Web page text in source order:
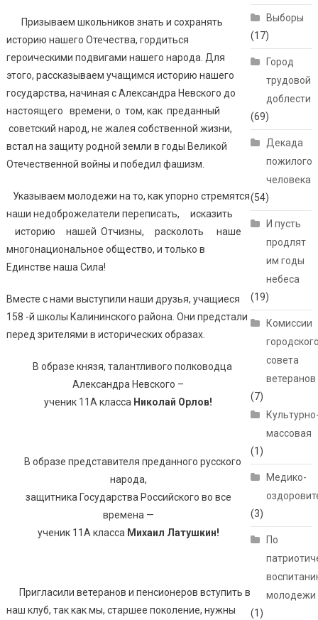
Призываем школьников знать и сохранять
историю нашего Отечества, гордиться
героическими подвигами нашего народа. Для
этого, рассказываем учащимся историю нашего
государства, начиная с Александра Невского до
настоящего времени, о том, как преданный
советский народ, не жалея собственной жизни,
встал на защиту родной земли в годы Великой
Отечественной войны и победил фашизм.
Указываем молодежи на то, как упорно стремятся
наши недоброжелатели переписать, исказить
историю нашей Отчизны, расколоть наше
многонациональное общество, и только в
Единстве наша Сила!
Вместе с нами выступили наши друзья, учащиеся
158 -й школы Калининского района. Они предстали
перед зрителями в исторических образах.
В образе князя, талантливого полководца
Александра Невского –
ученик 11А класса Николай Орлов!
В образе представителя преданного русского
народа,
защитника Государства Российского во все
времена —
ученик 11А класса Михаил Латушкин!
Пригласили ветеранов и пенсионеров вступить в
наш клуб, так как мы, старшее поколение, нужны
Выборы
(17)
Город
трудовой
доблести
(69)
Декада
пожилого
человека
(54)
И пусть
продлят
им годы
небеса
(19)
Комиссии
совета
ветеранов
(7)
массовая
(1)
Медико-
(3)
По
молодежи
(1)